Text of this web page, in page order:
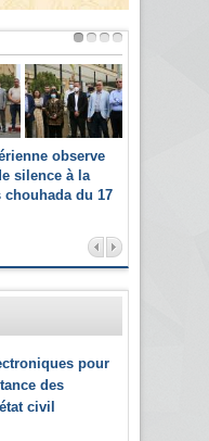
observe
silence à la
chouhada du 17
pour
des
civil